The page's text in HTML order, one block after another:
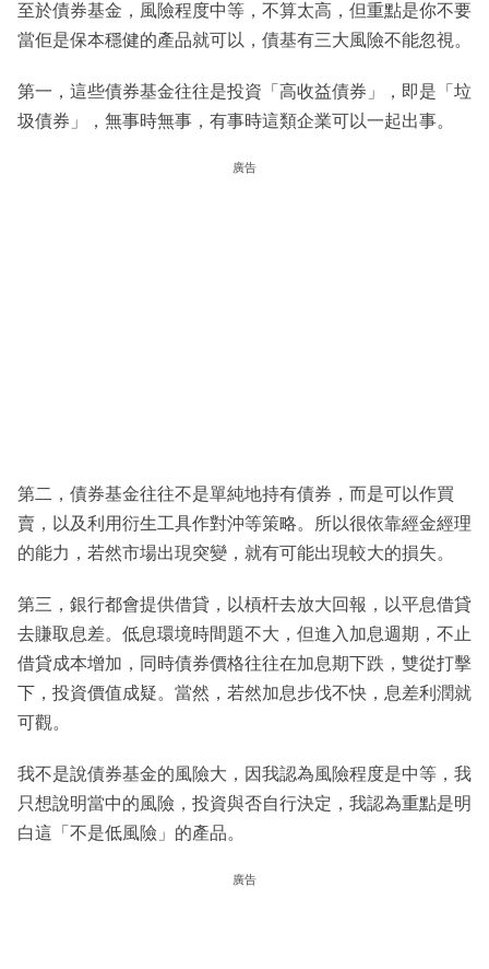
至於債券基金，風險程度中等，不算太高，但重點是你不要
當佢是保本穩健的產品就可以，債基有三大風險不能忽視。
第一，這些債券基金往往是投資「高收益債券」，即是「垃
圾債券」，無事時無事，有事時這類企業可以一起出事。
廣告
第二，債券基金往往不是單純地持有債券，而是可以作買
賣，以及利用衍生工具作對沖等策略。所以很依靠經金經理
的能力，若然市場出現突變，就有可能出現較大的損失。
第三，銀行都會提供借貸，以槓杆去放大回報，以平息借貸
去賺取息差。低息環境時間題不大，但進入加息週期，不止
借貸成本增加，同時債券價格往往在加息期下跌，雙從打擊
下，投資價值成疑。當然，若然加息步伐不快，息差利潤就
可觀。
我不是說債券基金的風險大，因我認為風險程度是中等，我
只想說明當中的風險，投資與否自行決定，我認為重點是明
白這「不是低風險」的產品。
廣告